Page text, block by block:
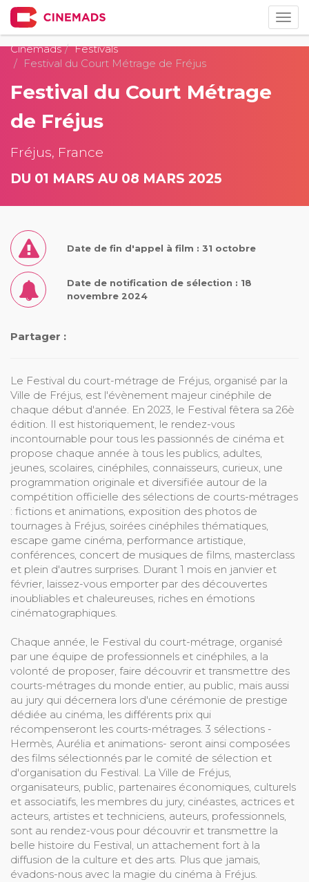
Cinemads
Festivals
Festival du Court Métrage de Fréjus
Festival du Court Métrage
de Fréjus
Fréjus, France
DU 01 MARS AU 08 MARS 2025
Date de fin d'appel à film : 31 octobre
Date de notification de sélection : 18
novembre 2024
Partager :
Le Festival du court-métrage de Fréjus, organisé par la
Ville de Fréjus, est l'évènement majeur cinéphile de
chaque début d'année. En 2023, le Festival fêtera sa 26è
édition. Il est historiquement, le rendez-vous
incontournable pour tous les passionnés de cinéma et
propose chaque année à tous les publics, adultes,
jeunes, scolaires, cinéphiles, connaisseurs, curieux, une
programmation originale et diversifiée autour de la
compétition officielle des sélections de courts-métrages
: fictions et animations, exposition des photos de
tournages à Fréjus, soirées cinéphiles thématiques,
escape game cinéma, performance artistique,
conférences, concert de musiques de films, masterclass
et plein d'autres surprises. Durant 1 mois en janvier et
février, laissez-vous emporter par des découvertes
inoubliables et chaleureuses, riches en émotions
cinématographiques.
Chaque année, le Festival du court-métrage, organisé
par une équipe de professionnels et cinéphiles, a la
volonté de proposer, faire découvrir et transmettre des
courts-métrages du monde entier, au public, mais aussi
au jury qui décernera lors d'une cérémonie de prestige
dédiée au cinéma, les différents prix qui
récompenseront les courts-métrages. 3 sélections -
Hermès, Aurélia et animations- seront ainsi composées
des films sélectionnés par le comité de sélection et
d'organisation du Festival. La Ville de Fréjus,
organisateurs, public, partenaires économiques, culturels
et associatifs, les membres du jury, cinéastes, actrices et
acteurs, artistes et techniciens, auteurs, professionnels,
sont au rendez-vous pour découvrir et transmettre la
belle histoire du Festival, un attachement fort à la
diffusion de la culture et des arts. Plus que jamais,
évadons-nous avec la magie du cinéma à Fréjus.